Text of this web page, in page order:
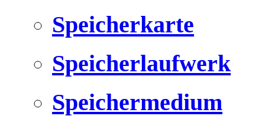
Speicherkarte
Speicherlaufwerk
Speichermedium